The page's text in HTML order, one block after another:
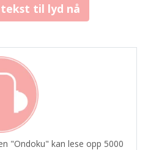
til lyd nå
"Ondoku" kan lese opp 5000